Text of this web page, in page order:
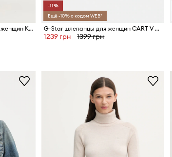
G-Star джинсы boyfriend для женщин Kate Boyfriend
-11%
Ещё -10% с кодом WEB*
G-Star шлёпанцы для женщин CART V BLK W
1239 грн 1399 грн